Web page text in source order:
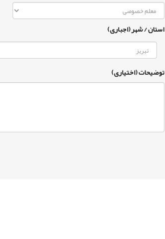
استان / شهر (اجباری)
توضیحات (اختیاری)